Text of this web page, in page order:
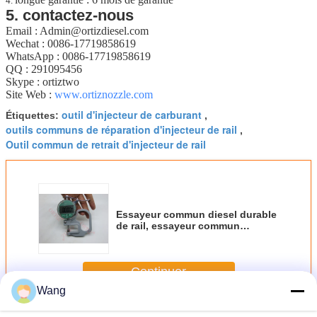
5. contactez-nous
Email : Admin@ortizdiesel.com
Wechat : 0086-17719858619
WhatsApp : 0086-17719858619
QQ : 291095456
Skype : ortiztwo
Site Web : www.ortiznozzle.com
Étiquettes: outil d'injecteur de carburant ,
outils communs de réparation d'injecteur de rail ,
Outil commun de retrait d'injecteur de rail
Essayeur commun diesel durable
de rail, essayeur commun
Continuer
PlusOutils communs d'injecteur de rail
Wang